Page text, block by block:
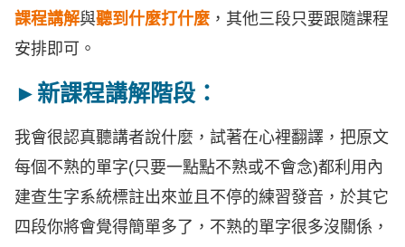
課程講解與聽到什麼打什麼 ，其他三段只要跟隨課程
安排即可。
►新課程講解階段：
我會很認真聽講者說什麼，試著在心裡翻譯，把原文
每個不熟的單字(只要一點點不熟或不會念)都利用內
建查生字系統標註出來並且不停的練習發音，於其它
四段你將會覺得簡單多了，不熟的單字很多沒關係，